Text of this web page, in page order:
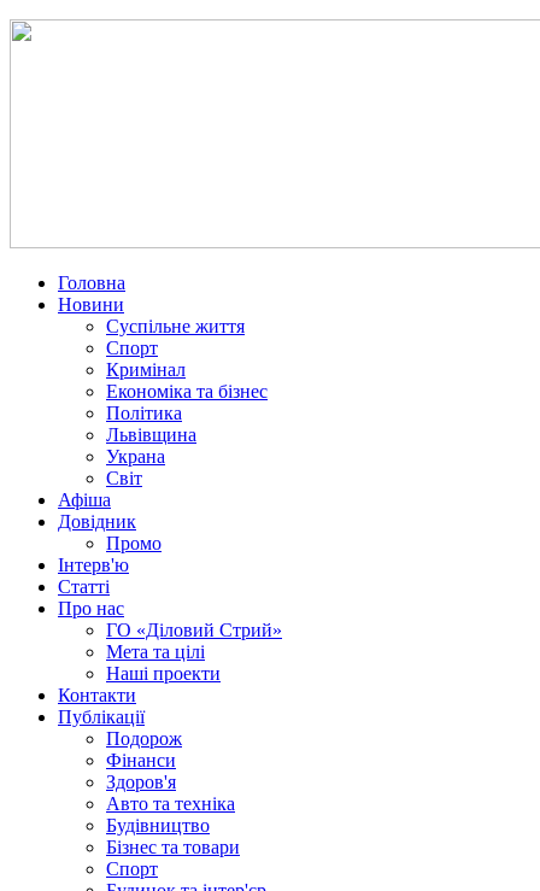
Головна
Новини
Суспільне життя
Спорт
Кримінал
Економіка та бізнес
Політика
Львівщина
Украна
Світ
Афіша
Довідник
Промо
Інтерв'ю
Статті
Про нас
ГО «Діловий Стрий»
Мета та цілі
Наші проекти
Контакти
Публікації
Подорож
Фінанси
Здоров'я
Авто та техніка
Будівництво
Бізнес та товари
Спорт